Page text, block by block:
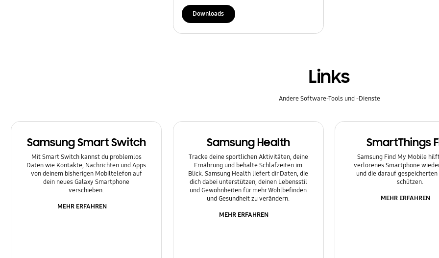
Sperre
Ton
Downloads
Links
Andere Software-Tools und -Dienste
Samsung Smart Switch
Mit Smart Switch kannst du problemlos
Daten wie Kontakte, Nachrichten und Apps
von deinem bisherigen Mobiltelefon auf
dein neues Galaxy Smartphone
verschieben.
MEHR ERFAHREN
Samsung Health
Tracke deine sportlichen Aktivitäten, deine
Ernährung und behalte Schlafzeiten im
Blick. Samsung Health liefert dir Daten, die
dich dabei unterstützen, deinen Lebensstil
und Gewohnheiten für mehr Wohlbefinden
und Gesundheit zu verändern.
MEHR ERFAHREN
SmartThings
Samsung Find My Mobile
verlorenes Smartphone
und die darauf
schützen.
MEHR ERFAHREN